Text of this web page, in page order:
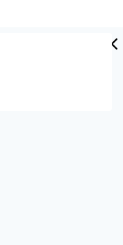
proclama el
ministra de